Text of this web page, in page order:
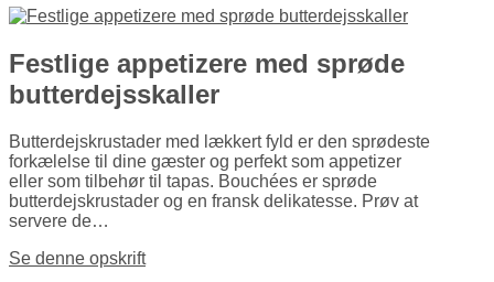
Festlige appetizere med sprøde
butter­dejs­skaller
Butterdejs­krustader med lækkert fyld er den sprødeste
forkælelse til dine gæster og perfekt som appetizer
eller som tilbehør til tapas. Bouchées er sprøde
butterdejs­krustader og en fransk delikatesse. Prøv at
servere de…
Se denne opskrift